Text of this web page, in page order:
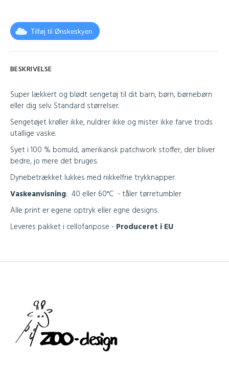
Tilføj til Ønskeskyen
BESKRIVELSE
Super lækkert og blødt sengetøj til dit barn, børn, børnebørn
eller dig selv. Standard størrelser.
Sengetøjet krøller ikke, nuldrer ikke og mister ikke farve trods
utallige vaske.
Syet i 100 % bomuld, amerikansk patchwork stoffer, der bliver
bedre, jo mere det bruges.
Dynebetrækket lukkes med nikkelfrie trykknapper.
Vaskeanvisning: 40 eller 60°C - tåler tørretumbler
Alle print er egene optryk eller egne designs.
Leveres pakket i cellofanpose - Produceret i EU